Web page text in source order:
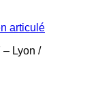
articulé
Lyon /